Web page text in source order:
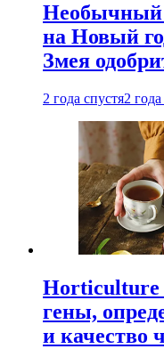
Необычный
на Новый
Змея
2 года спустя2
Horticulture
гены,
и качество